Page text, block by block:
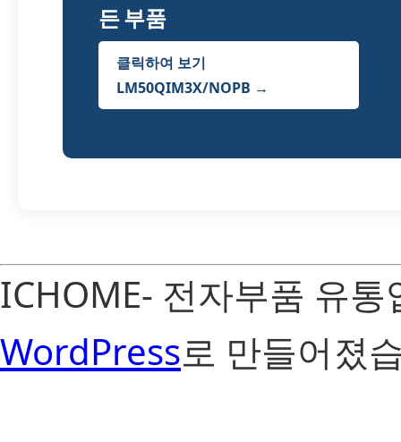
든 부품
클릭하여 보기
LM50QIM3X/NOPB →
ICHOME- 전자부품 유
WordPress로 만들어졌